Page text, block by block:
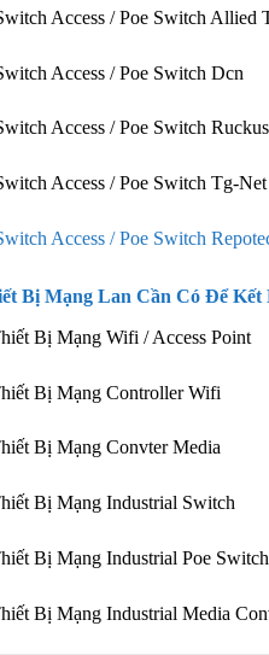
Access / Poe Switch Allied
Access / Poe Switch Dcn
Access / Poe Switch Ruckus
Access / Poe Switch Tg-Net
Access / Poe Switch
Bị Mạng Lan Cần Có Để
Bị Mạng Wifi / Access Point
Bị Mạng Controller Wifi
Bị Mạng Convter Media
Bị Mạng Industrial Switch
Bị Mạng Industrial Poe Switch
Bị Mạng Industrial Media